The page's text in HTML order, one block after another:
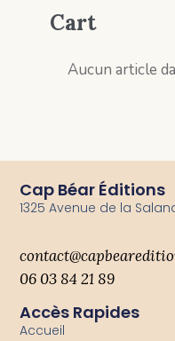
Cart
Aucun article
Accès Rapides
Accueil
Cap Béar Éditions
1325 Avenue de la
06 03 84 21 89